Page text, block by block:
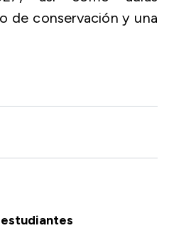
de conservación y una